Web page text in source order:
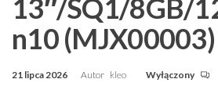
13″/SQ1/8GB/
n10 (MJX00003)
21 lipca 2026 Autor kleo Wyłączony